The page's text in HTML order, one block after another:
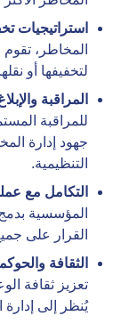
استراتيجيات
المخاطر،
لتخفيفها أو
المراقبة
للمراقبة
جهود إدارة
التنظيمية.
التكامل مع
المؤسسية
القرار على
الثقافة
تعزيز ثقافة
يُنظر إلى